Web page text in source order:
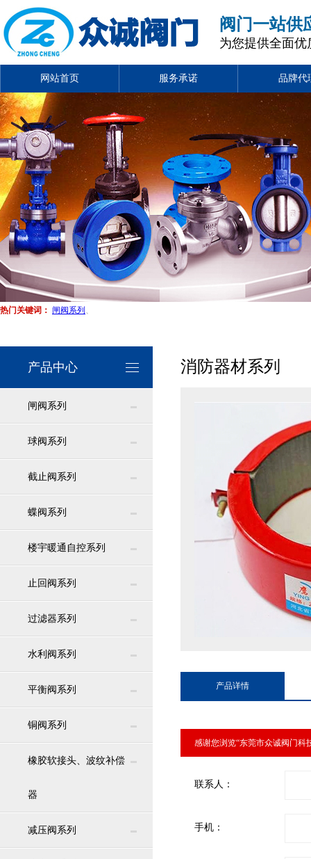
阀门一站供
为您提供全面
网站首页 服务承诺 品牌代
热门关键词： 闸阀系列 、
产品中心
闸阀系列
球阀系列
截止阀系列
蝶阀系列
楼宇暖通自控系列
止回阀系列
过滤器系列
水利阀系列
平衡阀系列
铜阀系列
橡胶软接头、波纹补偿
器
减压阀系列
消防器材系列
产品详情
感谢您浏览“东莞市众诚阀门科
联系人：
手机：